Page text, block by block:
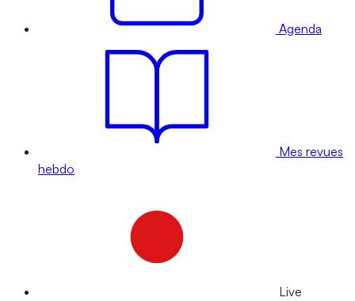
Agenda
Mes revues
hebdo
Live